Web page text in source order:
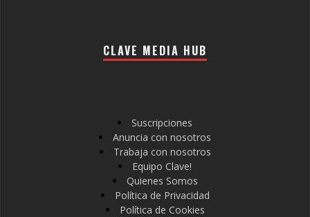
CLAVE MEDIA HUB
Suscripciones
Anuncia con nosotros
Trabaja con nosotros
Equipo Clave!
Quienes Somos
Política de Privacidad
Política de Cookies